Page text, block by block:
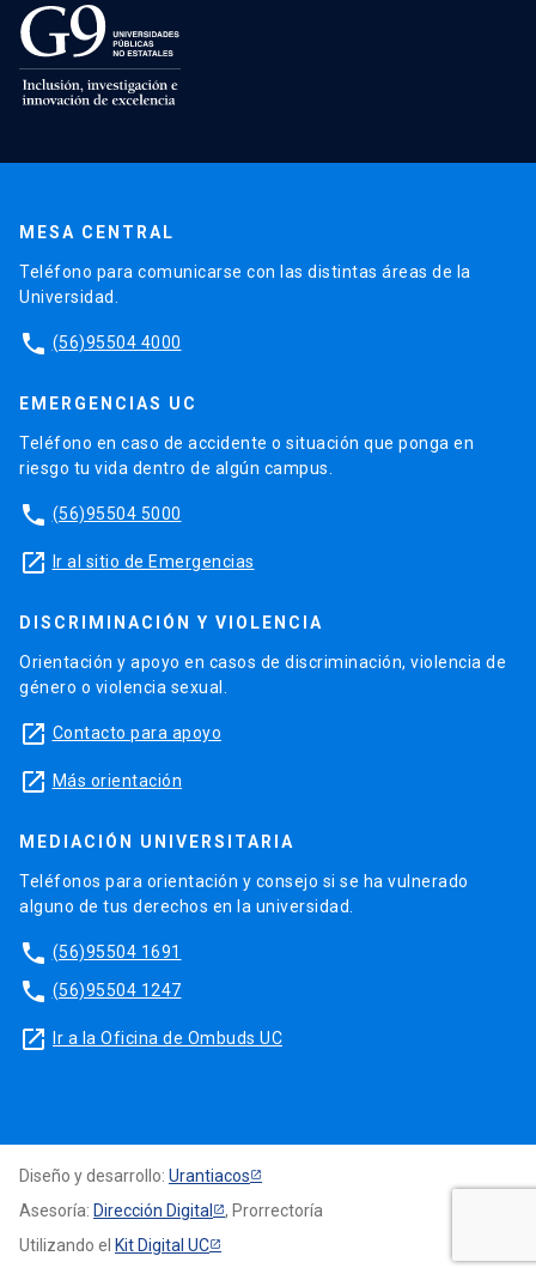
MESA CENTRAL
Teléfono para comunicarse con las distintas áreas de la
Universidad.
phone (56)95504 4000
EMERGENCIAS UC
Teléfono en caso de accidente o situación que ponga en
riesgo tu vida dentro de algún campus.
phone (56)95504 5000
launch Ir al sitio de Emergencias
DISCRIMINACIÓN Y VIOLENCIA
Orientación y apoyo en casos de discriminación, violencia de
género o violencia sexual.
launch Contacto para apoyo
launch Más orientación
MEDIACIÓN UNIVERSITARIA
Teléfonos para orientación y consejo si se ha vulnerado
alguno de tus derechos en la universidad.
phone (56)95504 1691
phone (56)95504 1247
launch Ir a la Oficina de Ombuds UC
Diseño y desarrollo: Urantiacos
Asesoría: Dirección Digital
, Prorrectoría
Utilizando el Kit Digital UC